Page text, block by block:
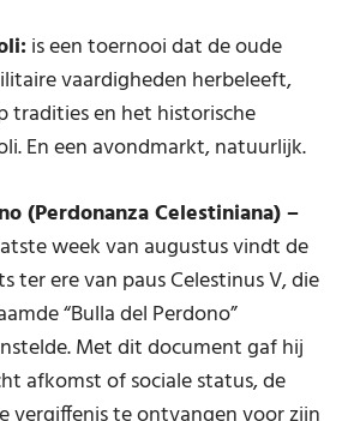
is een toernooi dat de oude
vaardigheden herbeleeft,
tradities en het historische
En een avondmarkt, natuurlijk.
(Perdonanza Celestiniana) –
week van augustus vindt de
ter ere van paus Celestinus V, die
“Bulla del Perdono”
Met dit document gaf hij
afkomst of sociale status, de